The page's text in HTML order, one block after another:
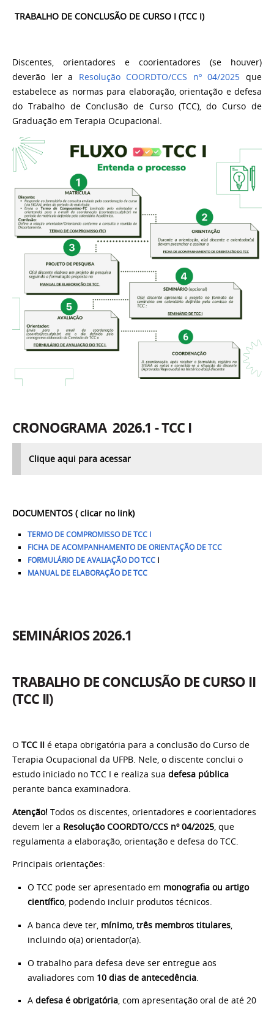
TRABALHO DE CONCLUSÃO DE CURSO I (TCC I)
Discentes, orientadores e coorientadores (se houver)
deverão ler a Resolução COORDTO/CCS nº 04/2025que
estabelece as normas para elaboração, orientação e defesa
do Trabalho de Conclusão de Curso (TCC), do Curso de
Graduação em Terapia Ocupacional.
CRONOGRAMA 2026.1 - TCC I
Clique aqui para acessar
DOCUMENTOS ( clicar no link)
TERMO DE COMPROMISSO DE TCC I
FICHA DE ACOMPANHAMENTO DE ORIENTAÇÃO DE TCC
FORMULÁRIO DE AVALIAÇÃO DO TCCI
MANUAL DE ELABORAÇÃO DE TCC
SEMINÁRIOS 2026.1
TRABALHO DE CONCLUSÃO DE CURSO II
(TCC II)
O TCC II é etapa obrigatória para a conclusão do Curso de
Terapia Ocupacional da UFPB. Nele, o discente conclui o
estudo iniciado no TCC I e realiza sua defesa pública
perante banca examinadora.
Atenção! Todos os discentes, orientadores e coorientadores
devem ler a Resolução COORDTO/CCS nº 04/2025, que
regulamenta a elaboração, orientação e defesa do TCC.
Principais orientações:
O TCC pode ser apresentado em monografia ou artigo
científico, podendo incluir produtos técnicos.
A banca deve ter, mínimo, três membros titulares,
incluindo o(a) orientador(a).
O trabalho para defesa deve ser entregue aos
avaliadores com 10 dias de antecedência.
A defesa é obrigatória, com apresentação oral de até 20